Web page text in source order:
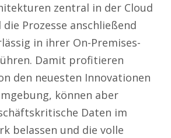
zentral in der Cloud
Prozesse anschließend
in ihrer On-Premises-
Damit profitieren
den neuesten Innovationen
können aber
Daten im
belassen und die volle